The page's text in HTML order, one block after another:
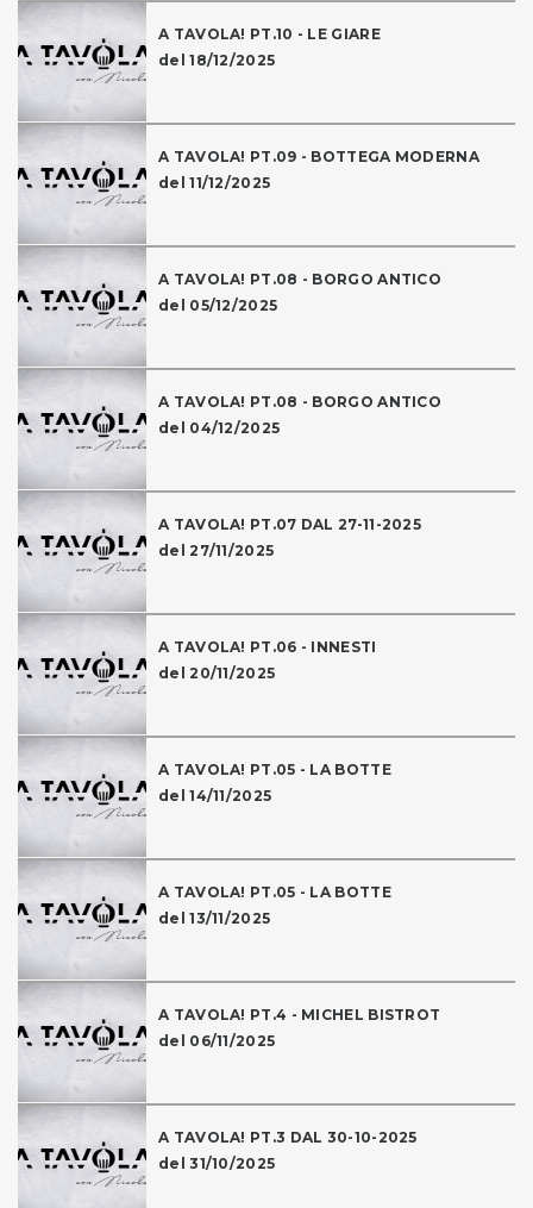
A TAVOLA! PT.10 - LE GIARE
del 18/12/2025
A TAVOLA! PT.09 - BOTTEGA MODERNA
del 11/12/2025
A TAVOLA! PT.08 - BORGO ANTICO
del 05/12/2025
A TAVOLA! PT.08 - BORGO ANTICO
del 04/12/2025
A TAVOLA! PT.07 DAL 27-11-2025
del 27/11/2025
A TAVOLA! PT.06 - INNESTI
del 20/11/2025
A TAVOLA! PT.05 - LA BOTTE
del 14/11/2025
A TAVOLA! PT.05 - LA BOTTE
del 13/11/2025
A TAVOLA! PT.4 - MICHEL BISTROT
del 06/11/2025
A TAVOLA! PT.3 DAL 30-10-2025
del 31/10/2025